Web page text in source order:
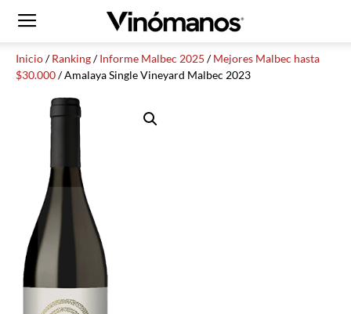
Inicio/Ranking/Informe Malbec 2025 /Mejores Malbec hasta
$30.000/ Amalaya Single Vineyard Malbec 2023